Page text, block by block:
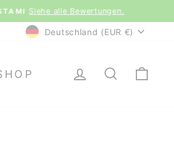
WÄHRUNG
Deutschland (EUR €)
EINLOGGEN
SUCHE